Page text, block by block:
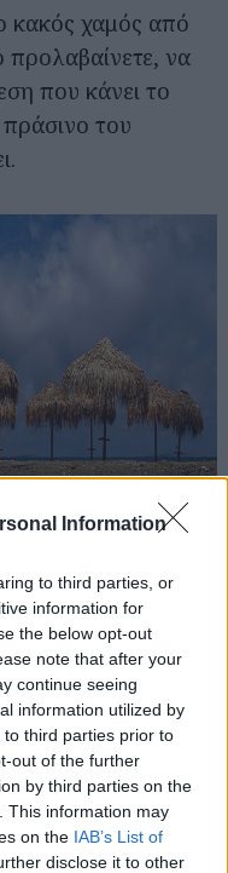
Information
to third parties, or
information for
the below opt-out
note that after your
continue seeing
information utilized by
third parties prior to
out of the further
by third parties on the
This information may
on the IAB’s List of
disclose it to other
κακός χαμός από
προλαβαίνετε, να
που κάνει το
του
τον
κόσμου, οι
καθιστούν μάλλον
όσο
η αμμουδιά που της
όλη στη
απόσταση (39